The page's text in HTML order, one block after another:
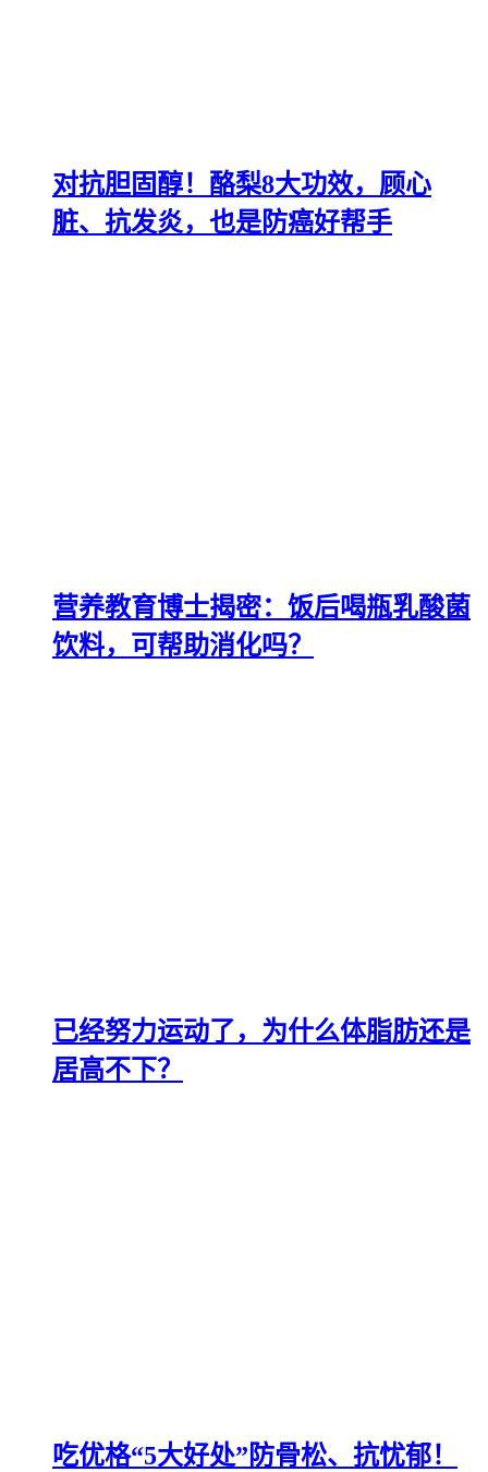
对抗胆固醇！酪梨8大功效，顾心
脏、抗发炎，也是防癌好帮手
营养教育博士揭密：饭后喝瓶乳酸菌
饮料，可帮助消化吗？
已经努力运动了，为什么体脂肪还是
居高不下？
吃优格“5大好处”防骨松、抗忧郁！